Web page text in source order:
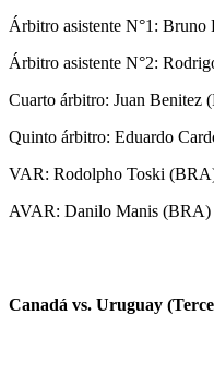
Árbitro asistente N°1: Bruno
Árbitro asistente N°2:
Cuarto árbitro: Juan Benitez
Quinto árbitro: Eduardo
VAR: Rodolpho Toski
AVAR: Danilo Manis (BRA)
Canadá vs. Uruguay